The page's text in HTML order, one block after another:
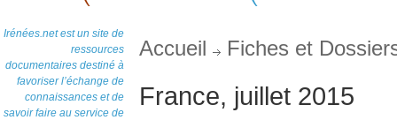
Irénées.net est un site de
ressources
documentaires destiné à
favoriser l’échange de
connaissances et de
savoir faire au service de
Accueil Fiches et
France, juillet 2015